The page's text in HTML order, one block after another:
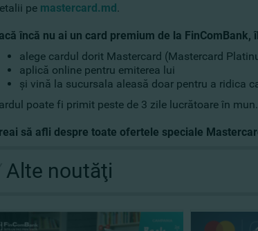
pe mastercard.md.
încă nu ai un card premium de la FinComBank,
alege cardul dorit Mastercard (Mastercard
aplică online pentru emiterea lui
şi vină la sucursala aleasă doar pentru a ridica
poate fi primit peste de 3 zile lucrătoare în
să afli despre toate ofertele speciale
Alte noutăţi